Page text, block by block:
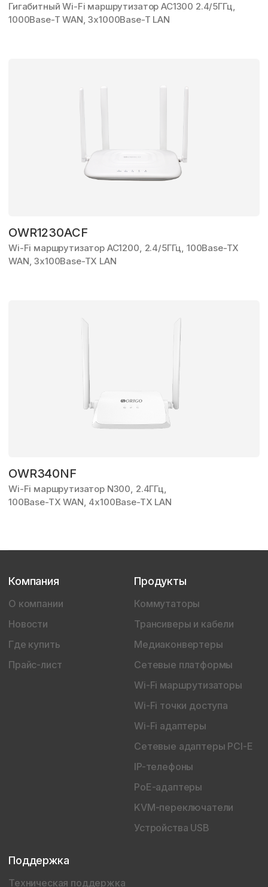
Гигабитный Wi-Fi маршрутизатор AC1300 2.4/5ГГц,
1000Base-T WAN,3x1000Base-T LAN
OWR1230ACF
Wi-Fi маршрутизатор AC1200, 2.4/5ГГц, 100Base-TX
WAN,3x100Base-TX LAN
OWR340NF
Wi-Fi маршрутизатор N300, 2.4ГГц,
100Base-TX WAN, 4x100Base-TX LAN
Компания
О компании
Новости
Где купить
Прайс-лист
Продукты
Коммутаторы
Трансиверы и кабели
Медиаконвертеры
Сетевые платформы
Wi-Fi маршрутизаторы
Wi-Fi точки доступа
Wi-Fi адаптеры
Сетевые адаптеры PCI-E
IP-телефоны
PoE-адаптеры
KVM-переключатели
Устройства USB
Поддержка
Техническая поддержка